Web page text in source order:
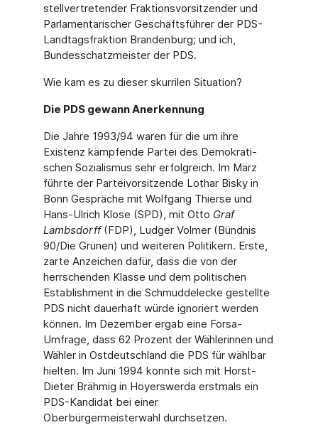
stellvertretender Fraktionsvorsitzender und
Parlamentarischer Geschäftsführer der PDS-
Landtagsfraktion Brandenburg; und ich,
Bundesschatzmeister der PDS.
Wie kam es zu dieser skurrilen Situation?
Die PDS gewann Anerkennung
Die Jahre 1993/94 waren für die um ihre
Existenz kämpfende Partei des Demokrati­
schen Sozialismus sehr erfolgreich. Im März
führte der Parteivorsitzende Lothar Bisky in
Bonn Gespräche mit Wolfgang Thierse und
Hans-Ulrich Klose (SPD), mit Otto Graf
Lambsdorff(FDP), Ludger Volmer (Bündnis
90/Die Grünen) und weiteren Politikern. Erste,
zarte Anzeichen dafür, dass die von der
herrschenden Klasse und dem politi­schen
Establishment in die Schmuddelecke gestellte
PDS nicht dauerhaft würde igno­riert werden
können. Im Dezember ergab eine Forsa-
Umfrage, dass 62 Prozent der Wählerinnen und
Wähler in Ostdeutschland die PDS für wählbar
hielten. Im Juni 1994 konnte sich mit Horst-
Dieter Brähmig in Hoyerswerda erstmals ein
PDS-Kandidat bei einer
Oberbürgermeisterwahl durchsetzen.